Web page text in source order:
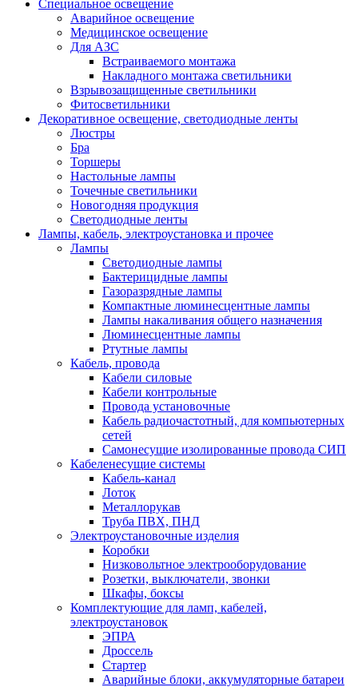
Специальное освещение
Аварийное освещение
Медицинское освещение
Для АЗС
Встраиваемого монтажа
Накладного монтажа светильники
Взрывозащищенные светильники
Фитосветильники
Декоративное освещение, светодиодные ленты
Люстры
Бра
Торшеры
Настольные лампы
Точечные светильники
Новогодняя продукция
Светодиодные ленты
Лампы, кабель, электроустановка и прочее
Лампы
Светодиодные лампы
Бактерицидные лампы
Газоразрядные лампы
Компактные люминесцентные лампы
Лампы накаливания общего назначения
Люминесцентные лампы
Ртутные лампы
Кабель, провода
Кабели силовые
Кабели контрольные
Провода установочные
Кабель радиочастотный, для компьютерных
сетей
Самонесущие изолированные провода СИП
Кабеленесущие системы
Кабель-канал
Лоток
Металлорукав
Труба ПВХ, ПНД
Электроустановочные изделия
Коробки
Низковольтное электрооборудование
Розетки, выключатели, звонки
Шкафы, боксы
Комплектующие для ламп, кабелей,
электроустановок
ЭПРА
Дроссель
Стартер
Аварийные блоки, аккумуляторные батареи